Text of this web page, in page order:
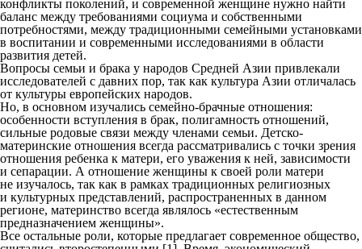
конфликты поколений, и современной женщине нужно найти
баланс между требованиями социума и собственными
потребностями, между традиционными семейными установками
в воспитании и современными исследованиями в области
развития детей.
Вопросы семьи и брака у народов Средней Азии привлекали
исследователей с давних пор, так как культура Азии отличалась
от культуры европейских народов.
Но, в основном изучались семейно-брачные отношения:
особенности вступления в брак, полигамность отношений,
сильные родовые связи между членами семьи. Детско-
материнские отношения всегда рассматривались с точки зрения
отношения ребенка к матери, его уважения к ней, зависимости
и сепарации. А отношение женщины к своей роли матери
не изучалось, так как в рамках традиционных религиозных
и культурных представлений, распространенных в данном
регионе, материнство всегда являлось «естественным
предназначением женщины».
Все остальные роли, которые предлагает современное общество,